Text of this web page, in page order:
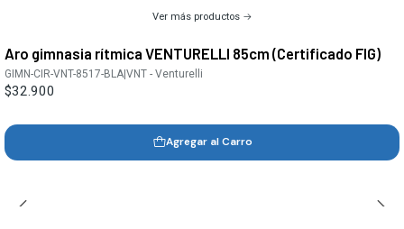
Ver más productos
Aro gimnasia rítmica VENTURELLI 85cm (Certificado FIG)
GIMN-CIR-VNT-8517-BLA |VNT - Venturelli
$32.900
Agregar al Carro